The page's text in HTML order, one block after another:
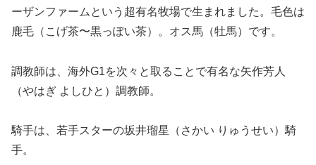
ーザンファームという超有名牧場で生まれました。毛色は
鹿毛（こげ茶〜黒っぽい茶）。オス馬（牡馬）です。
調教師は、海外G1を次々と取ることで有名な矢作芳人
（やはぎ よしひと）調教師。
騎手は、若手スターの坂井瑠星（さかい りゅうせい）騎
手。